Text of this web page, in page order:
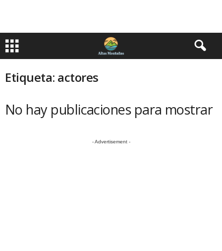
Etiqueta: actores
No hay publicaciones para mostrar
- Advertisement -